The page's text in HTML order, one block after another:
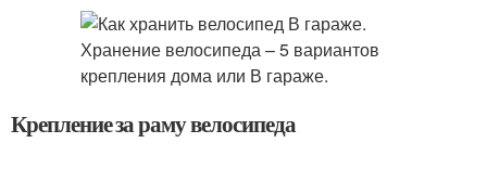
Крепление за раму велосипеда